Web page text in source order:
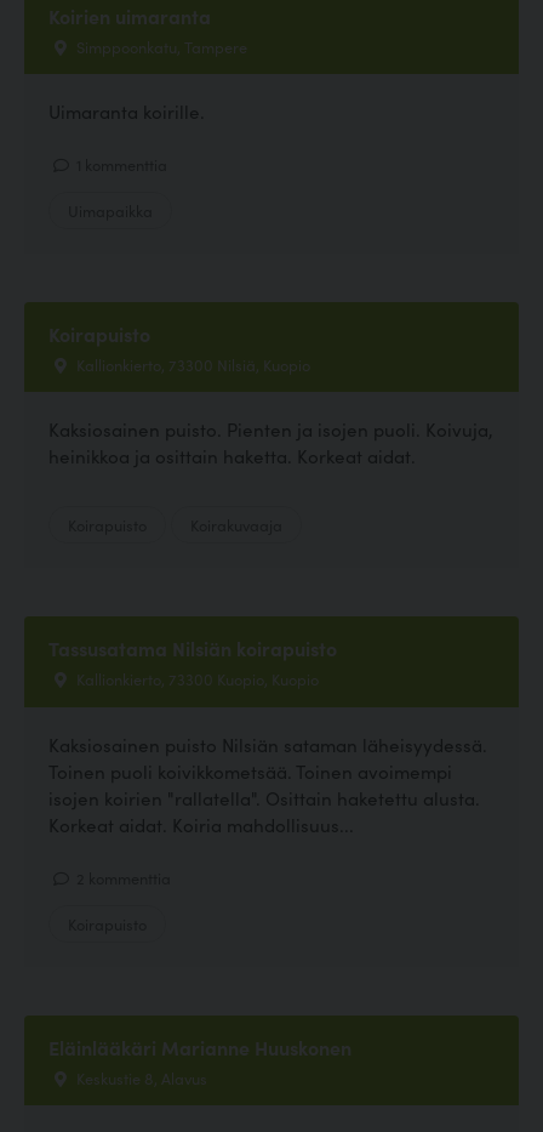
Koirien uimaranta
Simppoonkatu, Tampere
Uimaranta koirille.
Koirapuisto
Kallionkierto, 73300 Nilsiä, Kuopio
Kaksiosainen puisto. Pienten ja isojen puoli. Koivuja,
heinikkoa ja osittain haketta. Korkeat aidat.
Tassusatama Nilsiän koirapuisto
Kallionkierto, 73300 Kuopio, Kuopio
Kaksiosainen puisto Nilsiän sataman läheisyydessä.
Toinen puoli koivikkometsää. Toinen avoimempi
isojen koirien "rallatella". Osittain haketettu alusta.
Korkeat aidat. Koiria mahdollisuus...
Eläinlääkäri Marianne Huuskonen
Keskustie 8, Alavus